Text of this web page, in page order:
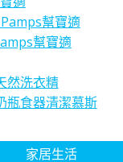
幫寶適
幫寶適
然洗衣精
瓶食器清潔慕斯
家居生活